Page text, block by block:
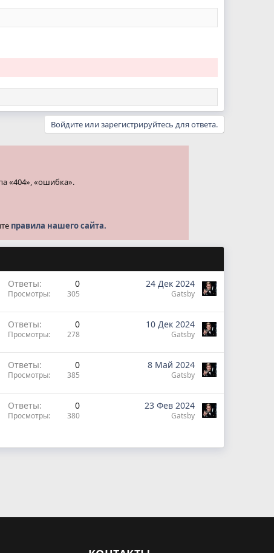
Войдите или зарегистрируйтесь для ответа.
«404», «ошибка».
правила нашего сайта.
Ответы 0
Просмотры 305
24 Дек 2024
Gatsby
Ответы 0
Просмотры 278
10 Дек 2024
Gatsby
Ответы 0
Просмотры 385
8 Май 2024
Gatsby
Ответы 0
Просмотры 380
23 Фев 2024
Gatsby